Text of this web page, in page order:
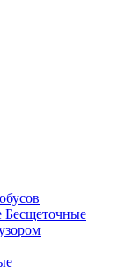
Бесщеточные